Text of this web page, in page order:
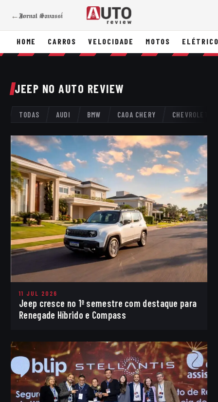
←
HOME CARROS VELOCIDADE MOTOS
JEEP NO AUTO REVIEW
TODAS AUDI BMW CAOA CHERY CHEVROLET
11 JUL 2026
Jeep cresce no 1º semestre com destaque para
Renegade Híbrido e Compass